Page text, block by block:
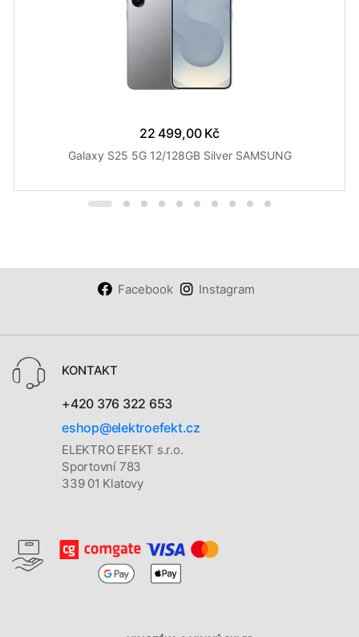
22 499,00 Kč
Galaxy S25 5G 12/128GB Silver SAMSUNG
Facebook Instagram
KONTAKT
+420 376 322 653
eshop@elektroefekt.cz
ELEKTRO EFEKT s.r.o.
Sportovní 783
339 01 Klatovy